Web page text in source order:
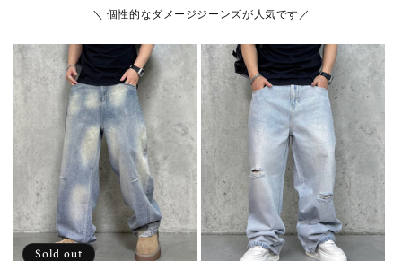
＼ 個性的なダメージジーンズが人気です／
Sold out